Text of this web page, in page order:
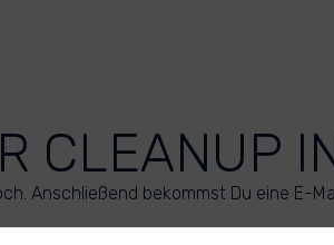
CLEANUP
Anschließend bekommst Du eine E-